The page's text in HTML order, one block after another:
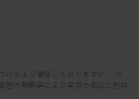
けるよう徹底しておりますが、 お
屋の照明等により実際の商品と色味